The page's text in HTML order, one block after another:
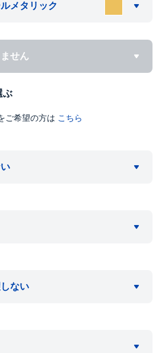
メタリック
せん
ぶ
ご希望の方は こちら
ない